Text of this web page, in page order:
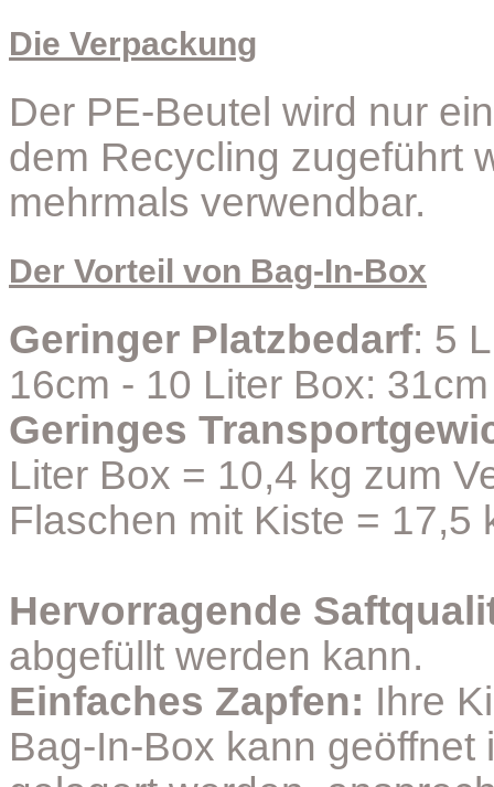
Die Verpackung
Der PE-Beutel wird nur
dem Recycling zugeführt
mehrmals verwendbar.
Der Vorteil von Bag-In-Box
Geringer Platzbedarf: 5
16cm - 10 Liter Box:
Geringes
Liter Box = 10,4 kg zum
Flaschen mit Kiste = 17,5
Hervorragende
abgefüllt werden kann.
Einfaches Zapfen: Ihre
Bag-In-Box kann